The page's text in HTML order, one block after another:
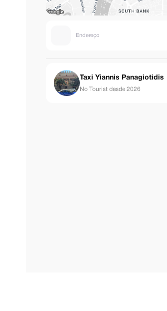
Endereço
Taxi Yiannis Panagiotidis
No Tourist desde 2026